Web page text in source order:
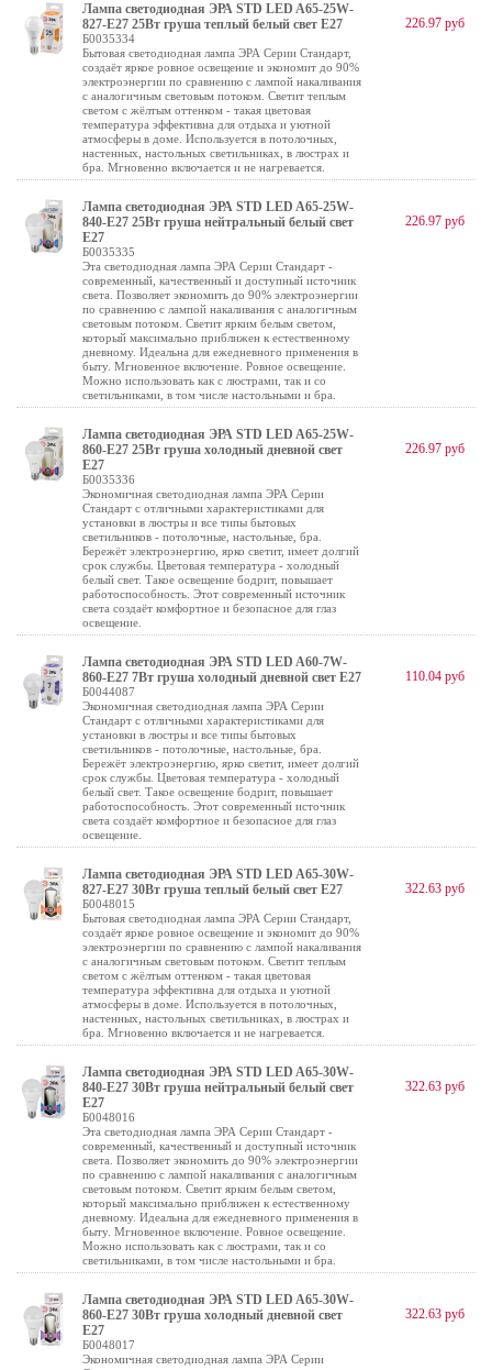
Лампа светодиодная ЭРА STD LED A65-25W-
827-E27 25Вт груша теплый белый свет Е27
Б0035334
Бытовая светодиодная лампа ЭРА Серии Стандарт,
создаёт яркое ровное освещение и экономит до 90%
электроэнергии по сравнению с лампой накаливания
с аналогичным световым потоком. Светит теплым
светом с жёлтым оттенком - такая цветовая
температура эффективна для отдыха и уютной
атмосферы в доме. Используется в потолочных,
настенных, настольных светильниках, в люстрах и
бра. Мгновенно включается и не нагревается.
226.97 руб
Лампа светодиодная ЭРА STD LED A65-25W-
840-E27 25Вт груша нейтральный белый свет
Е27
Б0035335
Эта светодиодная лампа ЭРА Серии Стандарт -
современный, качественный и доступный источник
света. Позволяет экономить до 90% электроэнергии
по сравнению с лампой накаливания с аналогичным
световым потоком. Светит ярким белым светом,
который максимально приближен к естественному
дневному. Идеальна для ежедневного применения в
быту. Мгновенное включение. Ровное освещение.
Можно использовать как с люстрами, так и со
светильниками, в том числе настольными и бра.
226.97 руб
Лампа светодиодная ЭРА STD LED A65-25W-
860-E27 25Вт груша холодный дневной свет
Е27
Б0035336
Экономичная светодиодная лампа ЭРА Серии
Стандарт с отличными характеристиками для
установки в люстры и все типы бытовых
светильников - потолочные, настольные, бра.
Бережёт электроэнергию, ярко светит, имеет долгий
срок службы. Цветовая температура - холодный
белый свет. Такое освещение бодрит, повышает
работоспособность. Этот современный источник
света создаёт комфортное и безопасное для глаз
освещение.
226.97 руб
Лампа светодиодная ЭРА STD LED A60-7W-
860-E27 7Вт груша холодный дневной свет Е27
Б0044087
Экономичная светодиодная лампа ЭРА Серии
Стандарт с отличными характеристиками для
установки в люстры и все типы бытовых
светильников - потолочные, настольные, бра.
Бережёт электроэнергию, ярко светит, имеет долгий
срок службы. Цветовая температура - холодный
белый свет. Такое освещение бодрит, повышает
работоспособность. Этот современный источник
света создаёт комфортное и безопасное для глаз
освещение.
110.04 руб
Лампа светодиодная ЭРА STD LED A65-30W-
827-E27 30Вт груша теплый белый свет Е27
Б0048015
Бытовая светодиодная лампа ЭРА Серии Стандарт,
создаёт яркое ровное освещение и экономит до 90%
электроэнергии по сравнению с лампой накаливания
с аналогичным световым потоком. Светит теплым
светом с жёлтым оттенком - такая цветовая
температура эффективна для отдыха и уютной
атмосферы в доме. Используется в потолочных,
настенных, настольных светильниках, в люстрах и
бра. Мгновенно включается и не нагревается.
322.63 руб
Лампа светодиодная ЭРА STD LED A65-30W-
840-E27 30Вт груша нейтральный белый свет
Е27
Б0048016
Эта светодиодная лампа ЭРА Серии Стандарт -
современный, качественный и доступный источник
света. Позволяет экономить до 90% электроэнергии
по сравнению с лампой накаливания с аналогичным
световым потоком. Светит ярким белым светом,
который максимально приближен к естественному
дневному. Идеальна для ежедневного применения в
быту. Мгновенное включение. Ровное освещение.
Можно использовать как с люстрами, так и со
светильниками, в том числе настольными и бра.
322.63 руб
Лампа светодиодная ЭРА STD LED A65-30W-
860-E27 30Вт груша холодный дневной свет
Е27
Б0048017
Экономичная светодиодная лампа ЭРА Серии
322.63 руб